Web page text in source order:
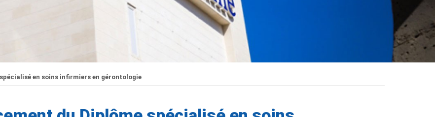
en soins infirmiers en gérontologie